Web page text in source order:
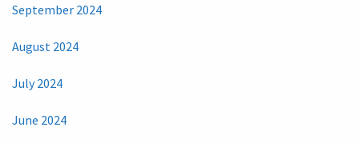
September 2024
August 2024
July 2024
June 2024